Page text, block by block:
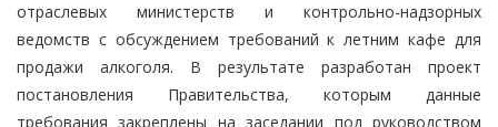
отраслевых министерств и контрольно-надзорных
ведомств с обсуждением требований к летним кафе для
продажи алкоголя. В результате разработан проект
постановления Правительства, которым данные
требования закреплены на заседании под руководством